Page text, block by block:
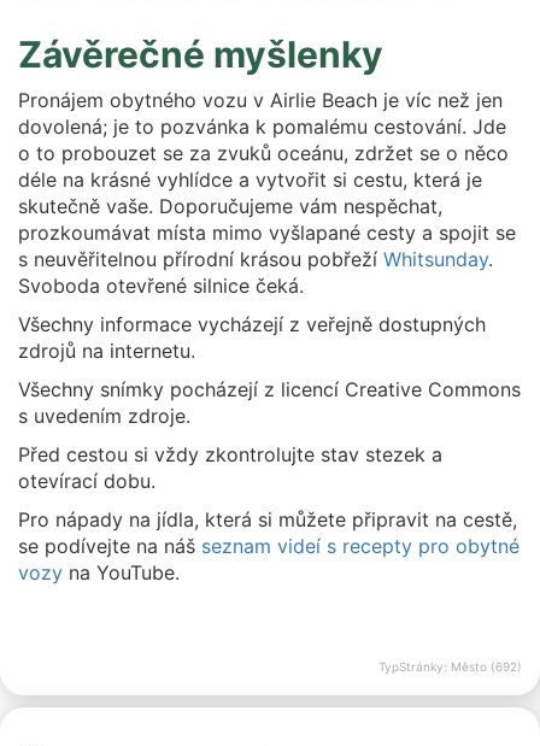
Závěrečné myšlenky
Pronájem obytného vozu v Airlie Beach je víc než jen
dovolená; je to pozvánka k pomalému cestování. Jde
o to probouzet se za zvuků oceánu, zdržet se o něco
déle na krásné vyhlídce a vytvořit si cestu, která je
skutečně vaše. Doporučujeme vám nespěchat,
prozkoumávat místa mimo vyšlapané cesty a spojit se
s neuvěřitelnou přírodní krásou pobřeží Whitsunday.
Svoboda otevřené silnice čeká.
Všechny informace vycházejí z veřejně dostupných
zdrojů na internetu.
Všechny snímky pocházejí z licencí Creative Commons
s uvedením zdroje.
Před cestou si vždy zkontrolujte stav stezek a
otevírací dobu.
Pro nápady na jídla, která si můžete připravit na cestě,
se podívejte na náš seznam videí s recepty pro obytné
vozy na YouTube.
TypStránky: Město (692)